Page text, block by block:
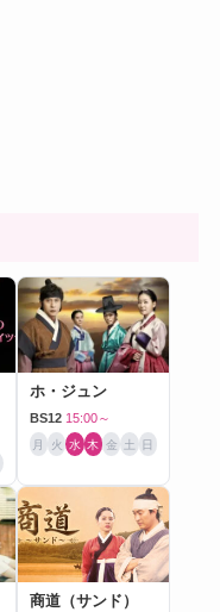
ホ・ジュン
BS12 15:00～
月 火 水 木 金 土 日
商道（サンド）